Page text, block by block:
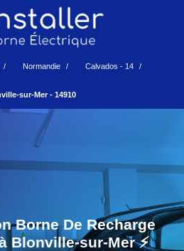
Normandie Calvados - 14
sur-Mer - 14910
Borne De Recharge
Blonville-sur-Mer ⚡️